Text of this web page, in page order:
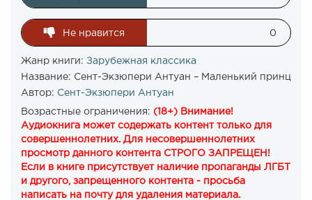
Не нравится 0
Жанр книги: Зарубежная классика
Название: Сент-Экзюпери Антуан – Маленький принц
Автор: Сент-Экзюпери Антуан
Возрастные ограничения: (18+) Внимание!
Аудиокнига может содержать контент только для
совершеннолетних. Для несовершеннолетних
просмотр данного контента СТРОГО ЗАПРЕЩЕН!
Если в книге присутствует наличие пропаганды ЛГБТ
и другого, запрещенного контента - просьба
написать на почту для удаления материала.